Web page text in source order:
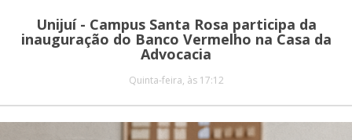
Unijuí - Campus Santa Rosa participa da
inauguração do Banco Vermelho na Casa da
Advocacia
Quinta-feira, às 17:12